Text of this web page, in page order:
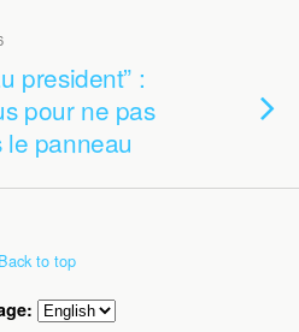
president” :
pour ne pas
panneau
Back to top